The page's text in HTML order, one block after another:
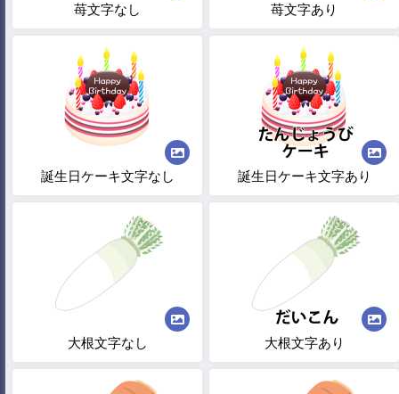
苺文字なし 苺文字あり
誕生日ケーキ文字なし 誕生日ケーキ文字あり
大根文字なし 大根文字あり